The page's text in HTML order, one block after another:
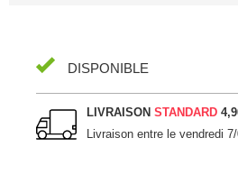
DISPONIBLE
LIVRAISONSTANDARD
Livraison entre levendredi